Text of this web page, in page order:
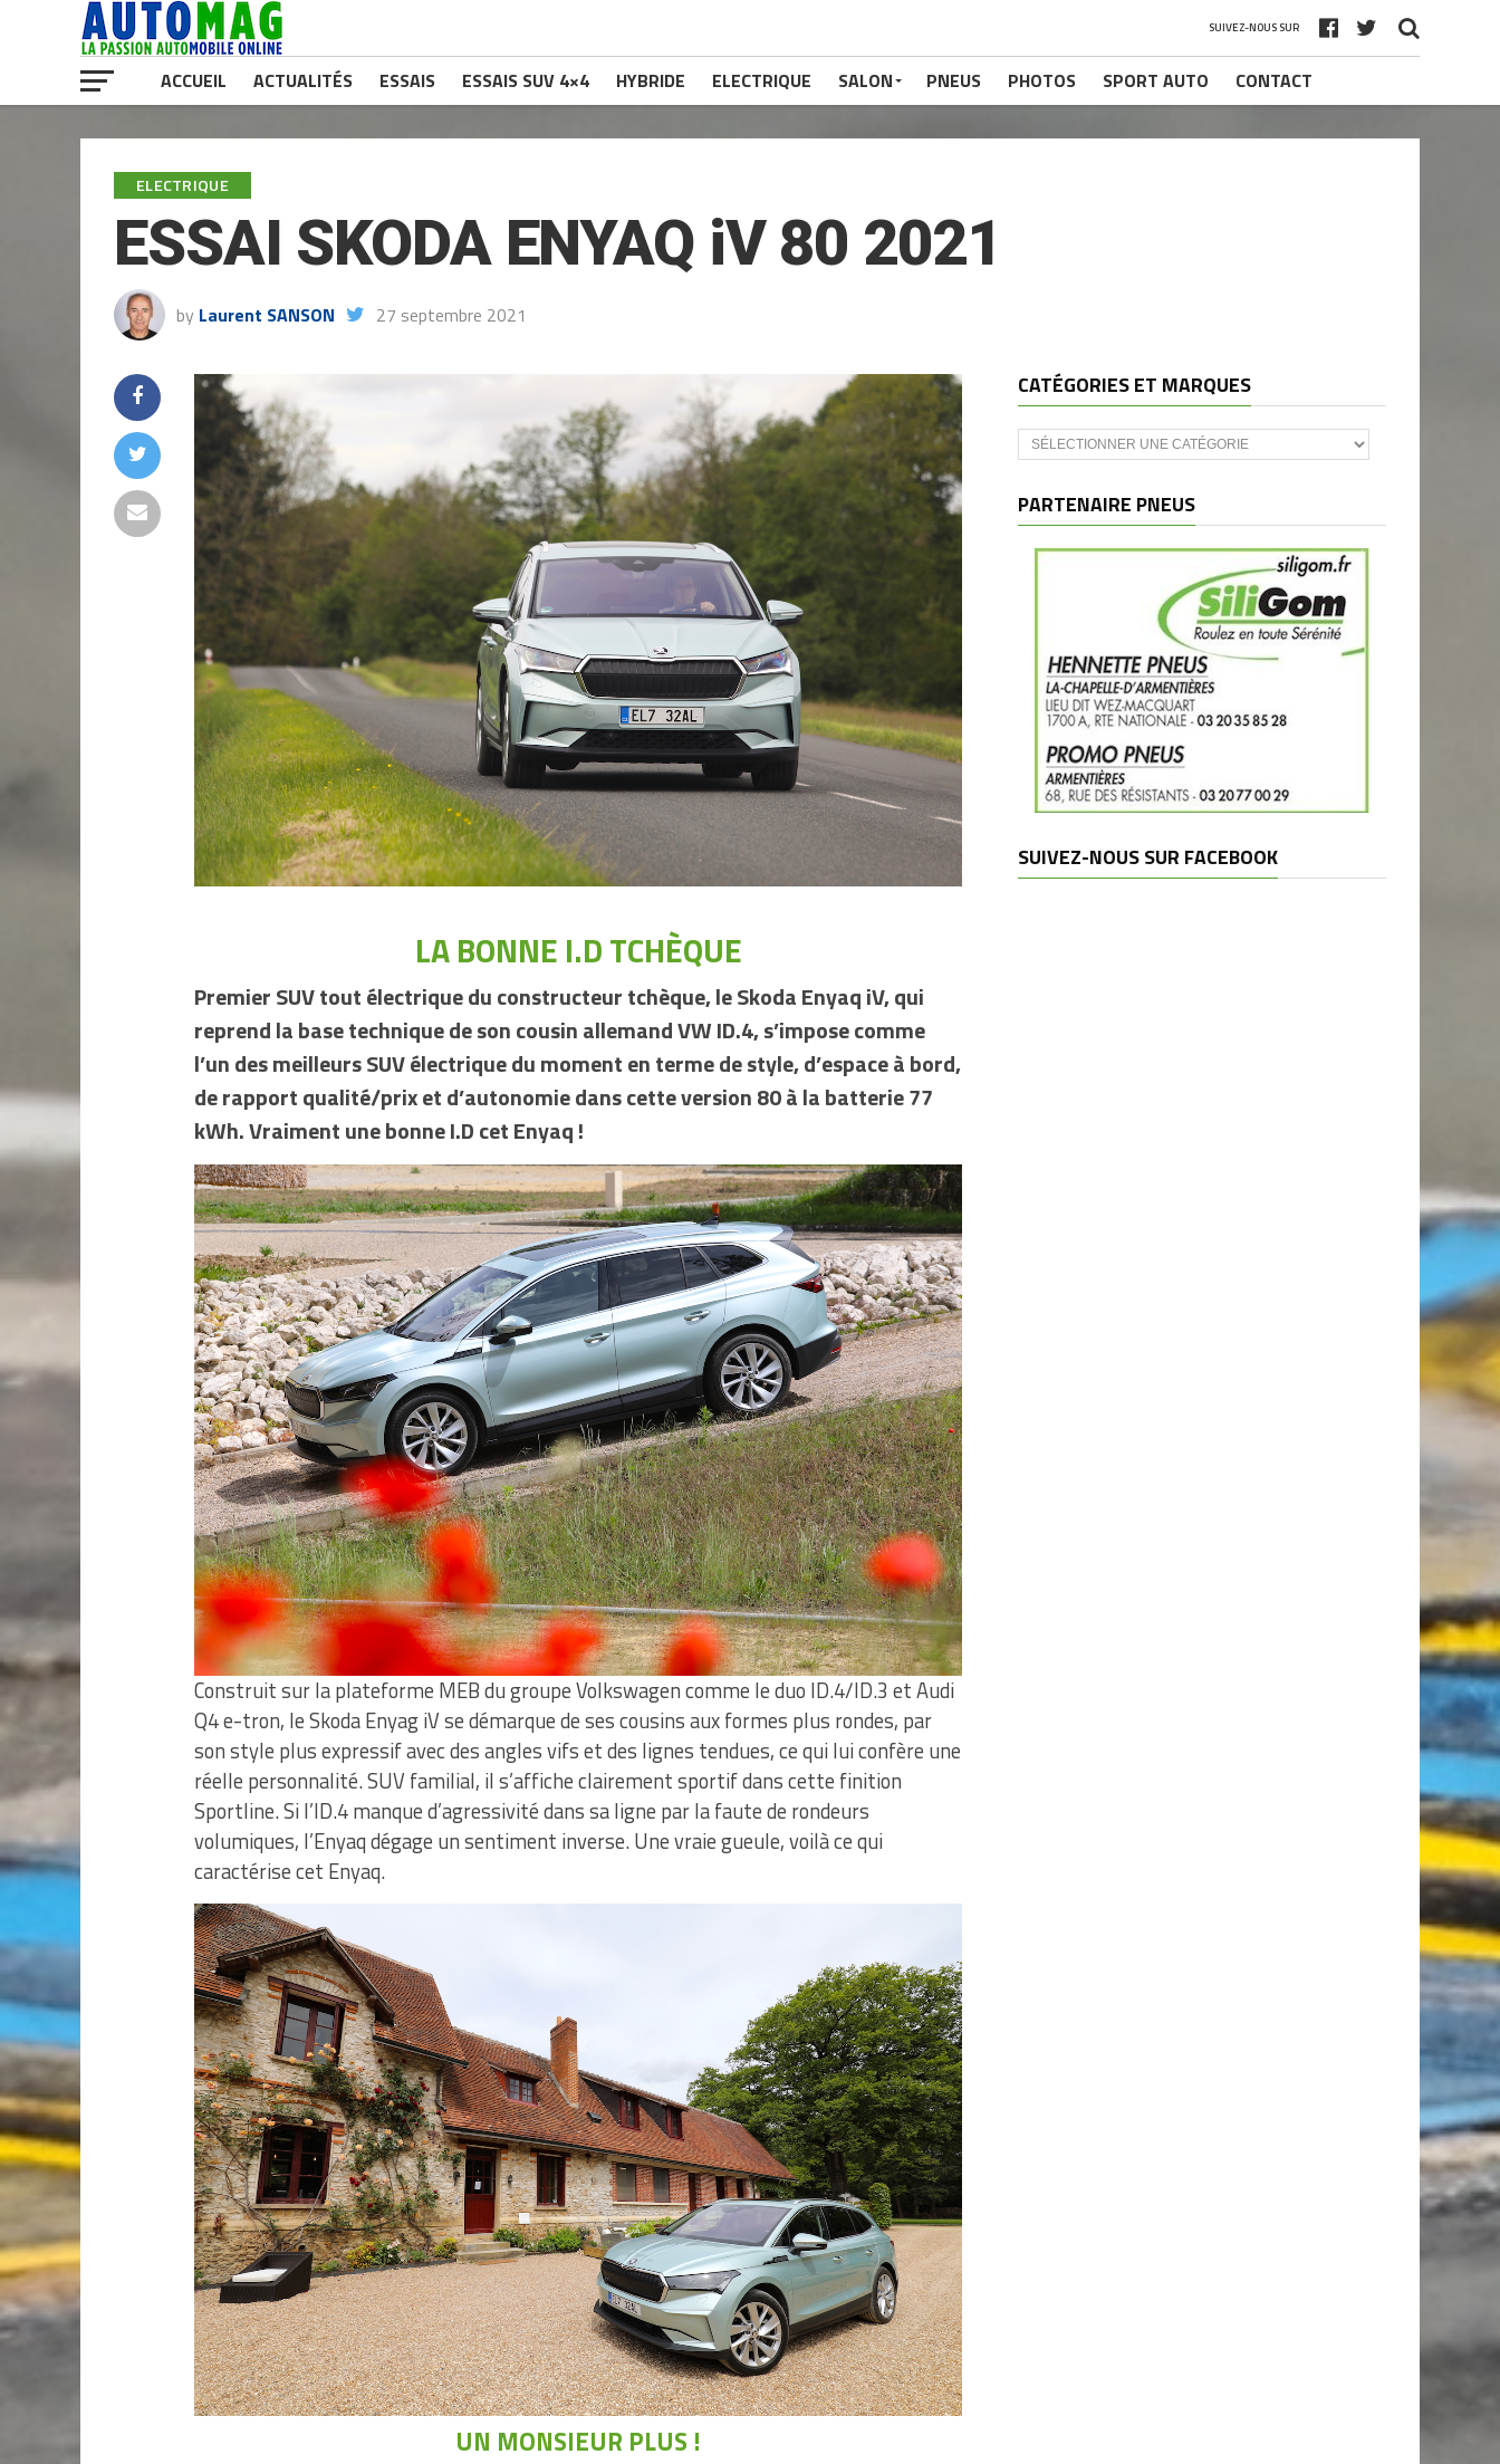
SUIVEZ-NOUS SUR
ACCUEIL ACTUALITÉS ESSAIS ESSAIS SUV 4×4 HYBRIDE ELECTRIQUE SALON PNEUS PHOTOS SPORT AUTO CONTACT
ELECTRIQUE
ESSAI SKODA ENYAQ iV 80 2021
by Laurent SANSON 27 septembre 2021
LA BONNE I.D TCHÈQUE
Premier SUV tout électrique du constructeur tchèque, le Skoda Enyaq iV, qui
reprend la base technique de son cousin allemand VW ID.4, s’impose comme
l’un des meilleurs SUV électrique du moment en terme de style, d’espace à bord,
de rapport qualité/prix et d’autonomie dans cette version 80 à la batterie 77
kWh. Vraiment une bonne I.D cet Enyaq !
Construit sur la plateforme MEB du groupe Volkswagen comme le duo ID.4/ID.3 et Audi
Q4 e-tron, le Skoda Enyag iV se démarque de ses cousins aux formes plus rondes, par
son style plus expressif avec des angles vifs et des lignes tendues, ce qui lui confère une
réelle personnalité. SUV familial, il s’affiche clairement sportif dans cette finition
Sportline. Si l’ID.4 manque d’agressivité dans sa ligne par la faute de rondeurs
volumiques, l’Enyaq dégage un sentiment inverse. Une vraie gueule, voilà ce qui
caractérise cet Enyaq.
UN MONSIEUR PLUS !
CATÉGORIES ET MARQUES
Catégories
et
PARTENAIRE PNEUS
SUIVEZ-NOUS SUR FACEBOOK